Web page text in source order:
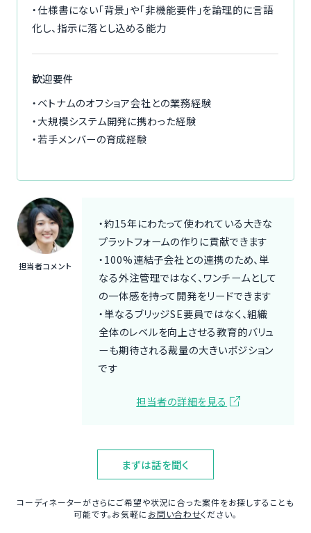
・仕様書にない「背景」や「非機能要件」を論理的に言語
化し、指示に落とし込める能力
歓迎要件
・ベトナムのオフショア会社との業務経験
・大規模システム開発に携わった経験
・若手メンバーの育成経験
担当者コメント
・約15年にわたって使われている大きな
プラットフォームの作りに貢献できます
・100%連結子会社との連携のため、単
なる外注管理ではなく、ワンチームとして
の一体感を持って開発をリードできます
・単なるブリッジSE要員ではなく、組織
全体のレベルを向上させる教育的バリュ
ーも期待される裁量の大きいポジション
です
担当者の詳細を見る
まずは話を聞く
コーディネーターがさらにご希望や状況に合った案件をお探しすることも
可能です。お気軽に お問い合わせください。